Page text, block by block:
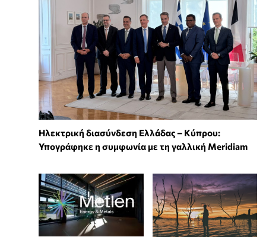
Ηλεκτρική διασύνδεση Ελλάδας – Κύπρου:
Υπογράφηκε η συμφωνία με τη γαλλική Meridiam